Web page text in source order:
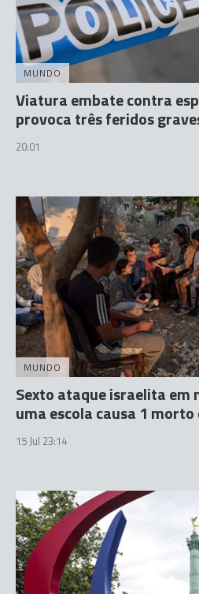
MUNDO
Viatura embate contra
provoca três feridos
20:01
MUNDO
Sexto ataque israelita em
uma escola causa 1
15 Jul 23:14